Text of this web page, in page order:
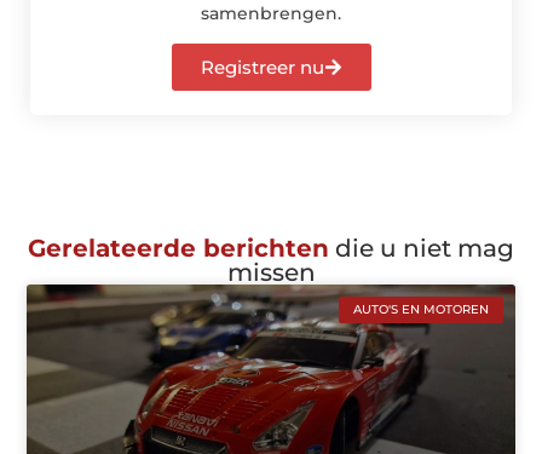
samenbrengen.
Registreer nu
Gerelateerde berichten die u niet mag
missen
AUTO'S EN MOTOREN